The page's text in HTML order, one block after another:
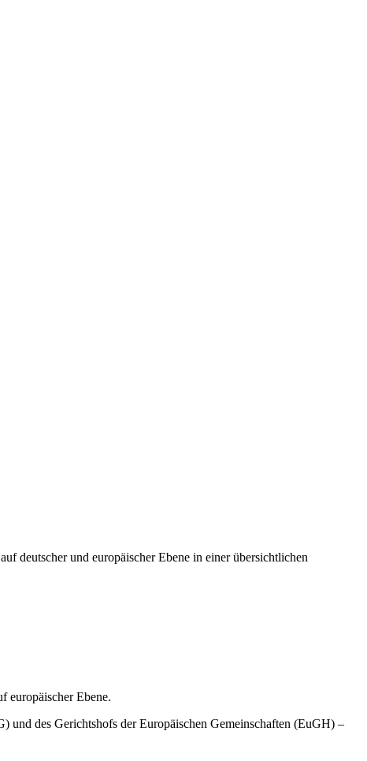
deutscher und europäischer Ebene in einer übersichtlichen
europäischer Ebene.
und des Gerichtshofs der Europäischen Gemeinschaften (EuGH) –